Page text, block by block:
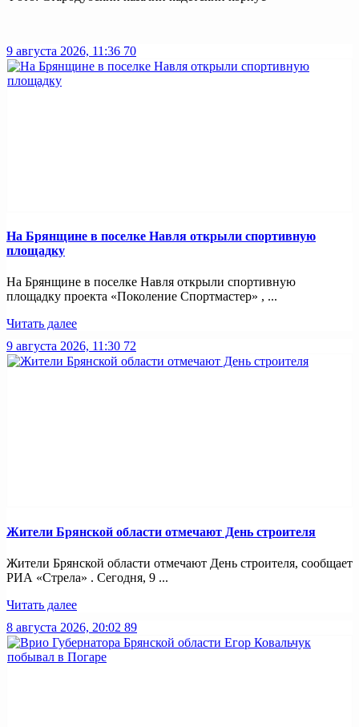
9 августа 2026, 11:36 70
На Брянщине в поселке Навля открыли спортивную
площадку
На Брянщине в поселке Навля открыли спортивную
площадку проекта «Поколение Спортмастер» , ...
Читать далее
9 августа 2026, 11:30 72
Жители Брянской области отмечают День строителя
Жители Брянской области отмечают День строителя, сообщает
РИА «Стрела» . Сегодня, 9 ...
Читать далее
8 августа 2026, 20:02 89